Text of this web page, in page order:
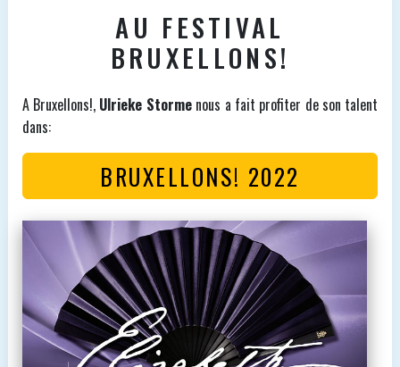
AU FESTIVAL
BRUXELLONS!
A Bruxellons!, Ulrieke Stormenous a fait profiter de son talent
dans:
BRUXELLONS! 2022